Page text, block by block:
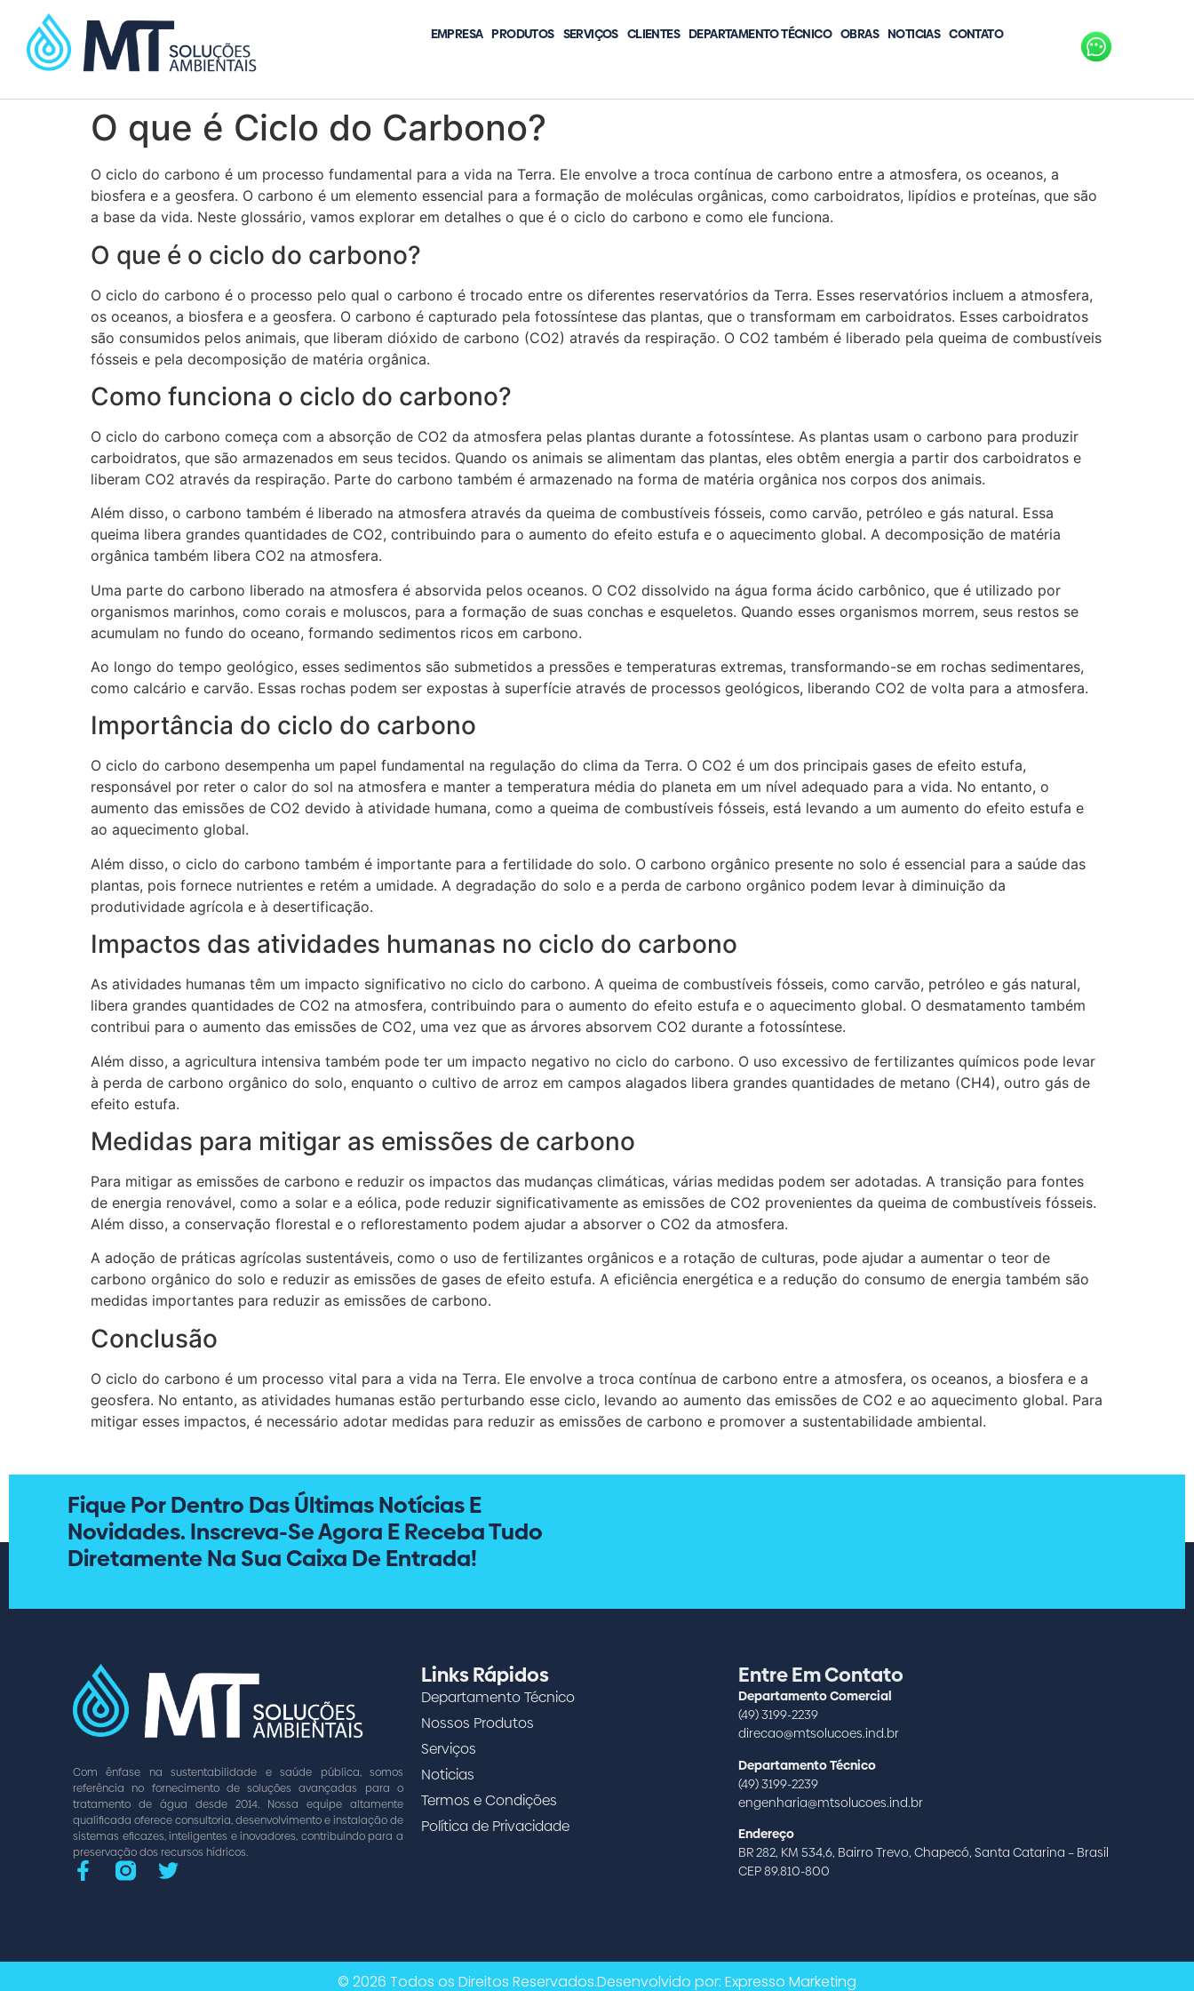
EMPRESA PRODUTOS SERVIÇOS CLIENTES DEPARTAMENTO TÉCNICO OBRAS NOTICIAS CONTATO
O que é Ciclo do Carbono?
O ciclo do carbono é um processo fundamental para a vida na Terra. Ele envolve a troca contínua de carbono entre a atmosfera, os oceanos, a
biosfera e a geosfera. O carbono é um elemento essencial para a formação de moléculas orgânicas, como carboidratos, lipídios e proteínas, que são
a base da vida. Neste glossário, vamos explorar em detalhes o que é o ciclo do carbono e como ele funciona.
O que é o ciclo do carbono?
O ciclo do carbono é o processo pelo qual o carbono é trocado entre os diferentes reservatórios da Terra. Esses reservatórios incluem a atmosfera,
os oceanos, a biosfera e a geosfera. O carbono é capturado pela fotossíntese das plantas, que o transformam em carboidratos. Esses carboidratos
são consumidos pelos animais, que liberam dióxido de carbono (CO2) através da respiração. O CO2 também é liberado pela queima de combustíveis
fósseis e pela decomposição de matéria orgânica.
Como funciona o ciclo do carbono?
O ciclo do carbono começa com a absorção de CO2 da atmosfera pelas plantas durante a fotossíntese. As plantas usam o carbono para produzir
carboidratos, que são armazenados em seus tecidos. Quando os animais se alimentam das plantas, eles obtêm energia a partir dos carboidratos e
liberam CO2 através da respiração. Parte do carbono também é armazenado na forma de matéria orgânica nos corpos dos animais.
Além disso, o carbono também é liberado na atmosfera através da queima de combustíveis fósseis, como carvão, petróleo e gás natural. Essa
queima libera grandes quantidades de CO2, contribuindo para o aumento do efeito estufa e o aquecimento global. A decomposição de matéria
orgânica também libera CO2 na atmosfera.
Uma parte do carbono liberado na atmosfera é absorvida pelos oceanos. O CO2 dissolvido na água forma ácido carbônico, que é utilizado por
organismos marinhos, como corais e moluscos, para a formação de suas conchas e esqueletos. Quando esses organismos morrem, seus restos se
acumulam no fundo do oceano, formando sedimentos ricos em carbono.
Ao longo do tempo geológico, esses sedimentos são submetidos a pressões e temperaturas extremas, transformando-se em rochas sedimentares,
como calcário e carvão. Essas rochas podem ser expostas à superfície através de processos geológicos, liberando CO2 de volta para a atmosfera.
Importância do ciclo do carbono
O ciclo do carbono desempenha um papel fundamental na regulação do clima da Terra. O CO2 é um dos principais gases de efeito estufa,
responsável por reter o calor do sol na atmosfera e manter a temperatura média do planeta em um nível adequado para a vida. No entanto, o
aumento das emissões de CO2 devido à atividade humana, como a queima de combustíveis fósseis, está levando a um aumento do efeito estufa e
ao aquecimento global.
Além disso, o ciclo do carbono também é importante para a fertilidade do solo. O carbono orgânico presente no solo é essencial para a saúde das
plantas, pois fornece nutrientes e retém a umidade. A degradação do solo e a perda de carbono orgânico podem levar à diminuição da
produtividade agrícola e à desertificação.
Impactos das atividades humanas no ciclo do carbono
As atividades humanas têm um impacto significativo no ciclo do carbono. A queima de combustíveis fósseis, como carvão, petróleo e gás natural,
libera grandes quantidades de CO2 na atmosfera, contribuindo para o aumento do efeito estufa e o aquecimento global. O desmatamento também
contribui para o aumento das emissões de CO2, uma vez que as árvores absorvem CO2 durante a fotossíntese.
Além disso, a agricultura intensiva também pode ter um impacto negativo no ciclo do carbono. O uso excessivo de fertilizantes químicos pode levar
à perda de carbono orgânico do solo, enquanto o cultivo de arroz em campos alagados libera grandes quantidades de metano (CH4), outro gás de
efeito estufa.
Medidas para mitigar as emissões de carbono
Para mitigar as emissões de carbono e reduzir os impactos das mudanças climáticas, várias medidas podem ser adotadas. A transição para fontes
de energia renovável, como a solar e a eólica, pode reduzir significativamente as emissões de CO2 provenientes da queima de combustíveis fósseis.
Além disso, a conservação florestal e o reflorestamento podem ajudar a absorver o CO2 da atmosfera.
A adoção de práticas agrícolas sustentáveis, como o uso de fertilizantes orgânicos e a rotação de culturas, pode ajudar a aumentar o teor de
carbono orgânico do solo e reduzir as emissões de gases de efeito estufa. A eficiência energética e a redução do consumo de energia também são
medidas importantes para reduzir as emissões de carbono.
Conclusão
O ciclo do carbono é um processo vital para a vida na Terra. Ele envolve a troca contínua de carbono entre a atmosfera, os oceanos, a biosfera e a
geosfera. No entanto, as atividades humanas estão perturbando esse ciclo, levando ao aumento das emissões de CO2 e ao aquecimento global. Para
mitigar esses impactos, é necessário adotar medidas para reduzir as emissões de carbono e promover a sustentabilidade ambiental.
Fique Por Dentro Das Últimas Notícias E
Novidades. Inscreva-Se Agora E Receba Tudo
Diretamente Na Sua Caixa De Entrada!
Com ênfase na sustentabilidade e saúde pública, somos
referência no fornecimento de soluções avançadas para o
tratamento de água desde 2014. Nossa equipe altamente
qualificada oferece consultoria, desenvolvimento e instalação de
sistemas eficazes, inteligentes e inovadores, contribuindo para a
preservação dos recursos hídricos.
Links Rápidos
Departamento Técnico
Nossos Produtos
Serviços
Noticias
Termos e Condições
Política de Privacidade
Entre Em Contato
Departamento Comercial
(49) 3199-2239
direcao@mtsolucoes.ind.br
Departamento Técnico
(49) 3199-2239
engenharia@mtsolucoes.ind.br
Endereço
BR 282, KM 534,6, Bairro Trevo, Chapecó, Santa Catarina – Brasil
CEP 89.810-800
© 2026 Todos os Direitos Reservados.Desenvolvido por: Expresso Marketing